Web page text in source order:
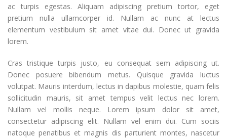
ac turpis egestas. Aliquam adipiscing pretium tortor, eget
pretium nulla ullamcorper id. Nullam ac nunc at lectus
elementum vestibulum sit amet vitae dui. Donec ut gravida
lorem.
Cras tristique turpis justo, eu consequat sem adipiscing ut.
Donec posuere bibendum metus. Quisque gravida luctus
volutpat. Mauris interdum, lectus in dapibus molestie, quam felis
sollicitudin mauris, sit amet tempus velit lectus nec lorem.
Nullam vel mollis neque. Lorem ipsum dolor sit amet,
consectetur adipiscing elit. Nullam vel enim dui. Cum sociis
natoque penatibus et magnis dis parturient montes, nascetur